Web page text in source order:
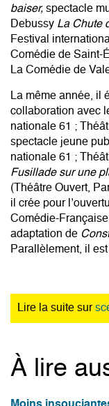
baiser, spectacle
Debussy La Chute
Festival
Comédie de Saint-
La Comédie de
La même année, il
collaboration avec
nationale 61 ;
spectacle jeune
nationale 61 ;
Fusillade sur une
(Théâtre Ouvert,
il crée pour
Comédie-
adaptation de
Parallèlement, il
Lire la suite sur
À lire